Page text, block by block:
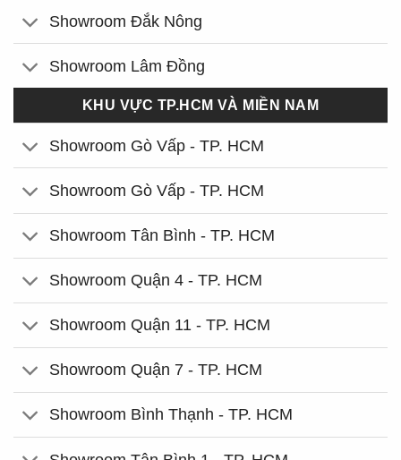
Showroom Đắk Nông
Showroom Lâm Đồng
KHU VỰC TP.HCM VÀ MIỀN NAM
Showroom Gò Vấp - TP. HCM
Showroom Gò Vấp - TP. HCM
Showroom Tân Bình - TP. HCM
Showroom Quận 4 - TP. HCM
Showroom Quận 11 - TP. HCM
Showroom Quận 7 - TP. HCM
Showroom Bình Thạnh - TP. HCM